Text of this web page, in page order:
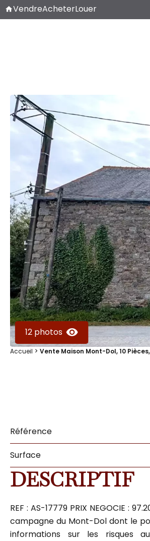
VendreAcheterLouer
12 photos
Accueil Vente Maison Mont-Dol, 10
Référence
Surface
DESCRIPTIF
REF : AS-17779 PRIX NEGOCIE :
campagne du Mont-Dol dont le
informations sur les risques